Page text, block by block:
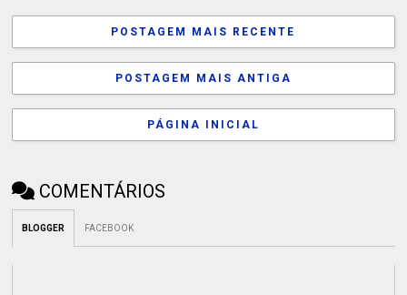
POSTAGEM MAIS RECENTE
POSTAGEM MAIS ANTIGA
PÁGINA INICIAL
COMENTÁRIOS
BLOGGER FACEBOOK